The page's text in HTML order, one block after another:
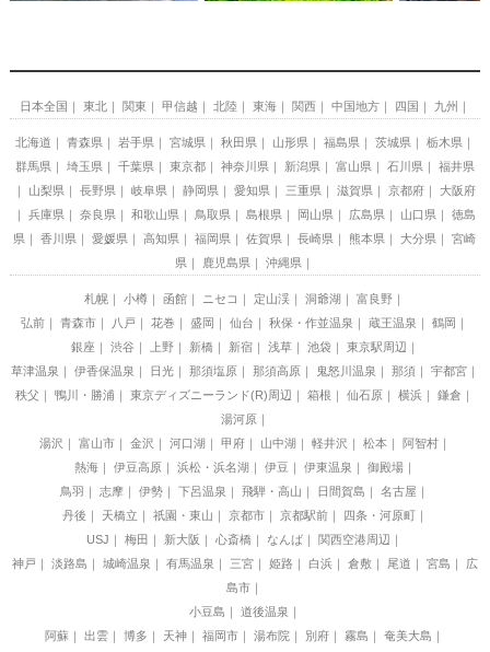
日本全国 東北 関東 甲信越 北陸 東海 関西 中国地方 四国 九州
北海道 青森県 岩手県 宮城県 秋田県 山形県 福島県 茨城県
栃木県
群馬県
埼玉県 千葉県 東京都 神奈川県 新潟県 富山県 石川県
福井県
山梨県
長野県 岐阜県 静岡県 愛知県 三重県 滋賀県 京都府
大阪府
兵庫県
奈良県 和歌山県 鳥取県 島根県 岡山県 広島県 山口県
徳島
県
香川県 愛媛県 高知県 福岡県 佐賀県 長崎県 熊本県 大分県
宮崎
県
鹿児島県 沖縄県
札幌 小樽 函館 ニセコ 定山渓 洞爺湖
富良野
弘前
青森市 八戸 花巻 盛岡 仙台 秋保・作並温泉 蔵王温泉
鶴岡
銀座
渋谷 上野 新橋 新宿 浅草 池袋
東京駅周辺
草津温泉
伊香保温泉 日光 那須塩原 那須高原 鬼怒川温泉 那須
宇都宮
秩父
鴨川・勝浦 東京ディズニーランド(R)周辺 箱根 仙石原 横浜
鎌倉
湯河原
湯沢
富山市 金沢 河口湖 甲府 山中湖 軽井沢 松本
阿智村
熱海
伊豆高原 浜松・浜名湖 伊豆 伊東温泉
御殿場
鳥羽
志摩 伊勢 下呂温泉 飛騨・高山 日間賀島
名古屋
丹後
天橋立 祇園・東山 京都市 京都駅前
四条・河原町
USJ
梅田 新大阪 心斎橋 なんば
関西空港周辺
神戸
淡路島 城崎温泉 有馬温泉 三宮 姫路 白浜 倉敷 尾道 宮島
広
島市
小豆島
道後温泉
阿蘇
出雲 博多 天神 福岡市 湯布院 別府 霧島 奄美大島